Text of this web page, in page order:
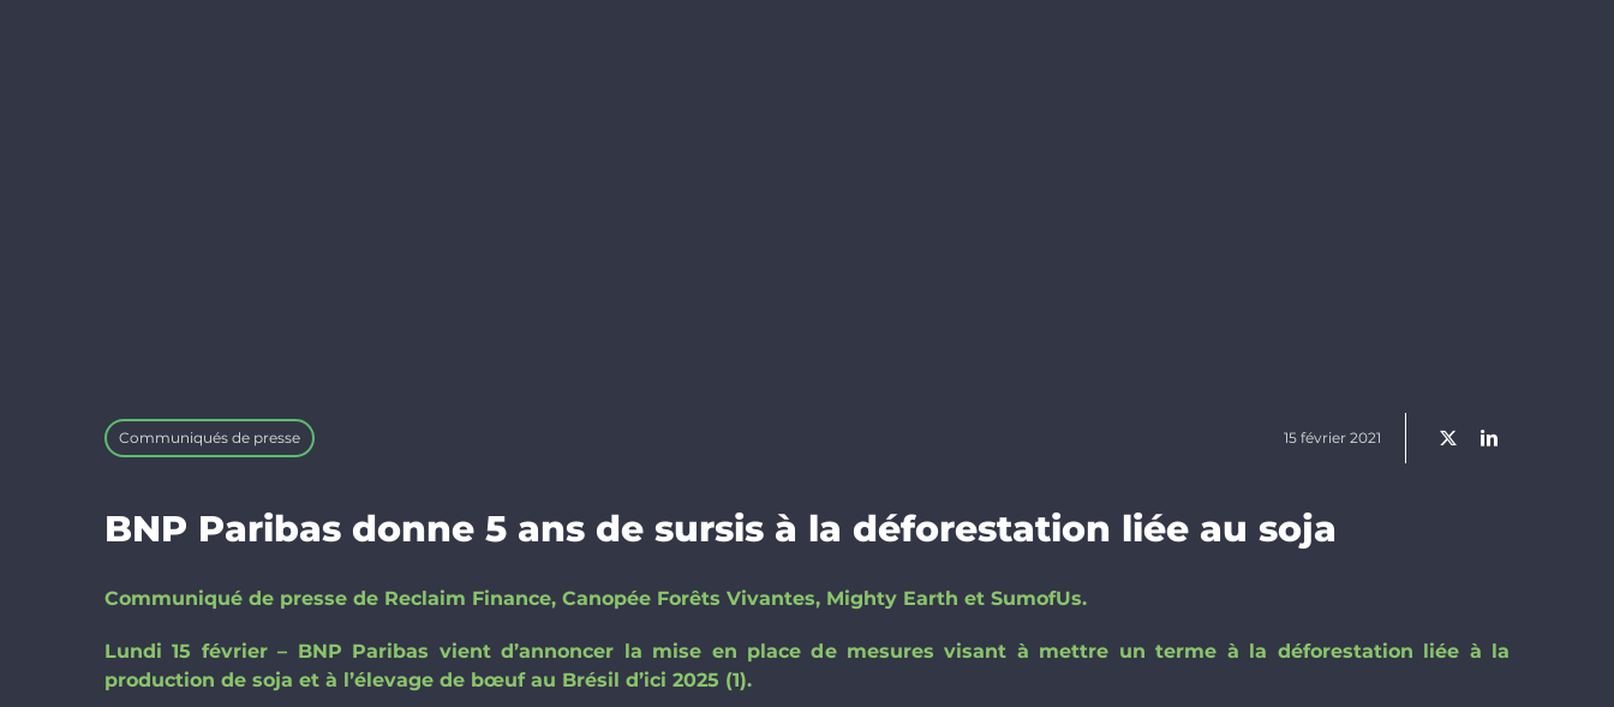
Communiqués de presse 15 février 2021
BNP Paribas donne 5 ans de sursis à la déforestation liée au soja
Communiqué de presse de Reclaim Finance, Canopée Forêts Vivantes, Mighty Earth et SumofUs.
Lundi 15 février – BNP Paribas vient d’annoncer la mise en place de mesures visant à mettre un terme à la déforestation liée à la
production de soja et à l’élevage de bœuf au Brésil d’ici 2025 (1).